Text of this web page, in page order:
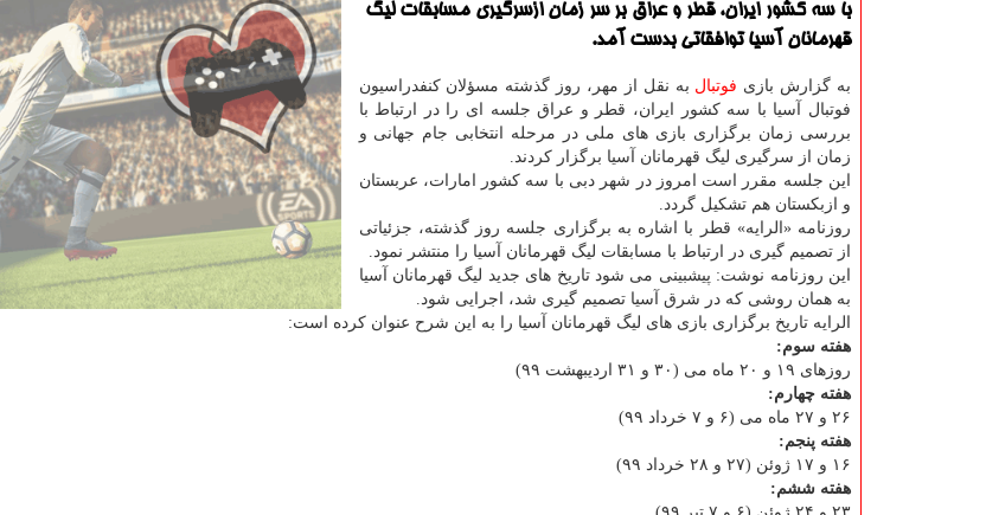
با سه كشور ایران، قطر و عراق بر سر زمان ازسرگیری مسابقات لیگ
قهرمانان آسیا توافقاتی بدست آمد.
به گزارش بازی فوتبال به نقل از مهر، روز گذشته مسؤلان كنفدراسیون
فوتبال آسیا با سه كشور ایران، قطر و عراق جلسه ای را در ارتباط با
بررسی زمان برگزاری بازی های ملی در مرحله انتخابی جام جهانی و
زمان از سرگیری لیگ قهرمانان آسیا برگزار كردند.
این جلسه مقرر است امروز در شهر دبی با سه كشور امارات، عربستان
و ازبكستان هم تشكیل گردد.
روزنامه «الرایه» قطر با اشاره به برگزاری جلسه روز گذشته، جزئیاتی
از تصمیم گیری در ارتباط با مسابقات لیگ قهرمانان آسیا را منتشر نمود.
این روزنامه نوشت: پیشبینی می شود تاریخ های جدید لیگ قهرمانان آسیا
به همان روشی كه در شرق آسیا تصمیم گیری شد، اجرایی شود.
الرایه تاریخ برگزاری بازی های لیگ قهرمانان آسیا را به این شرح عنوان كرده است:
هفته سوم:
روزهای ۱۹ و ۲۰ ماه می (۳۰ و ۳۱ اردیبهشت ۹۹)
هفته چهارم:
۲۶ و ۲۷ ماه می (۶ و ۷ خرداد ۹۹)
هفته پنجم:
۱۶ و ۱۷ ژوئن (۲۷ و ۲۸ خرداد ۹۹)
هفته ششم: